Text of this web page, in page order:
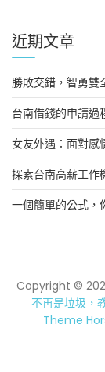
近期文章
勝敗交錯，智勇雙
台南借錢的申請過
女友外遇：面對感
探索台南高薪工作
一個簡單的公式，
Copyright ©
不再是垃圾，
Theme